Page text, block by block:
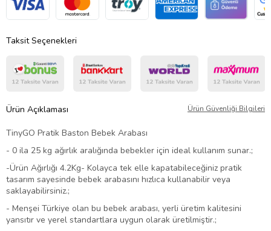
Taksit Seçenekleri
Ürün Açıklaması Ürün Güvenliği Bilgileri
TinyGO Pratik Baston Bebek Arabası
- 0 ila 25 kg ağırlık aralığında bebekler için ideal kullanım sunar.;
-Ürün Ağırlığı 4.2Kg- Kolayca tek elle kapatabileceğiniz pratik
tasarım sayesinde bebek arabasını hızlıca kullanabilir veya
saklayabilirsiniz.;
- Menşei Türkiye olan bu bebek arabası, yerli üretim kalitesini
yansıtır ve yerel standartlara uygun olarak üretilmiştir.;